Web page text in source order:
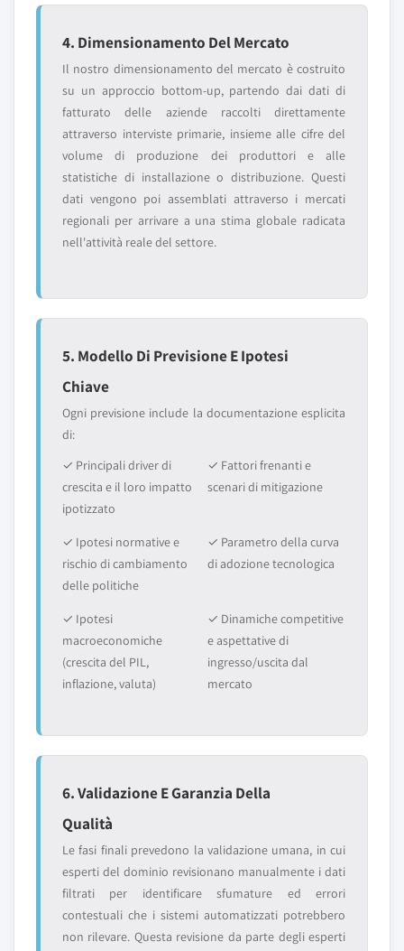
4. Dimensionamento Del Mercato
Il nostro dimensionamento del mercato è costruito
su un approccio bottom-up, partendo dai dati di
fatturato delle aziende raccolti direttamente
attraverso interviste primarie, insieme alle cifre del
volume di produzione dei produttori e alle
statistiche di installazione o distribuzione. Questi
dati vengono poi assemblati attraverso i mercati
regionali per arrivare a una stima globale radicata
nell'attività reale del settore.
5. Modello Di Previsione E Ipotesi
Chiave
Ogni previsione include la documentazione esplicita
di:
✓ Principali driver di
crescita e il loro impatto
ipotizzato
✓ Fattori frenanti e
scenari di mitigazione
✓ Ipotesi normative e
rischio di cambiamento
delle politiche
✓ Parametro della curva
di adozione tecnologica
✓ Ipotesi
macroeconomiche
(crescita del PIL,
inflazione, valuta)
✓ Dinamiche competitive
e aspettative di
ingresso/uscita dal
mercato
6. Validazione E Garanzia Della
Qualità
Le fasi finali prevedono la validazione umana, in cui
esperti del dominio revisionano manualmente i dati
filtrati per identificare sfumature ed errori
contestuali che i sistemi automatizzati potrebbero
non rilevare. Questa revisione da parte degli esperti